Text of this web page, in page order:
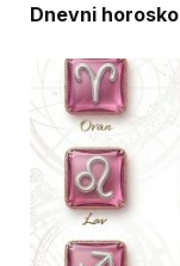
Dnevni